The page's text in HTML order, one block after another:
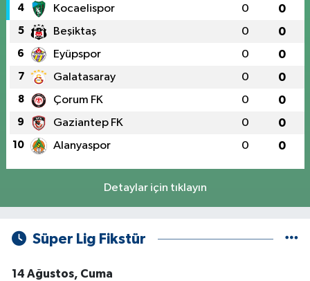
4 Kocaelispor 0 0
5 Beşiktaş 0 0
6 Eyüpspor 0 0
7 Galatasaray 0 0
8 Çorum FK 0 0
9 Gaziantep FK 0 0
10 Alanyaspor 0 0
Detaylar için tıklayın
Süper Lig Fikstür
14 Ağustos, Cuma